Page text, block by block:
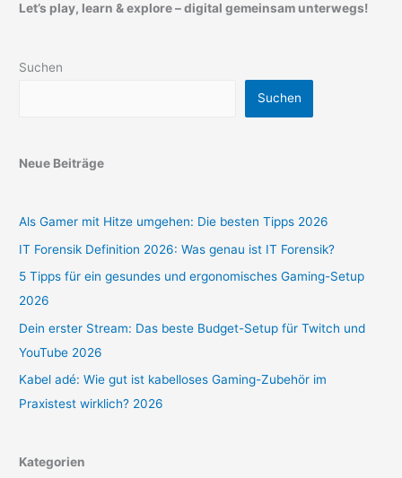
Let’s play, learn & explore – digital gemeinsam unterwegs!
Suchen
Suchen
Neue Beiträge
Als Gamer mit Hitze umgehen: Die besten Tipps 2026
IT Forensik Definition 2026: Was genau ist IT Forensik?
5 Tipps für ein gesundes und ergonomisches Gaming-Setup
2026
Dein erster Stream: Das beste Budget-Setup für Twitch und
YouTube 2026
Kabel adé: Wie gut ist kabelloses Gaming-Zubehör im
Praxistest wirklich? 2026
Kategorien